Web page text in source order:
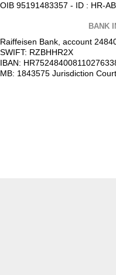
OIB 95191483357 - ID : HR-
BANK
Raiffeisen Bank, account
SWIFT: RZBHHR2X
IBAN:
MB: 1843575 Jurisdiction